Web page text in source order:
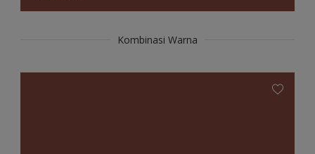
Kombinasi Warna